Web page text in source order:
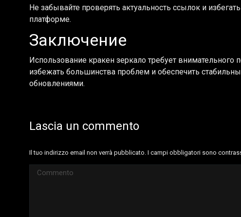
Не забывайте проверять актуальность ссылок и
платформе.
Заключение
Использование кракен зеркало требует
избежать большинства проблем и обеспечить
обновлениями.
Lascia un commento
Il tuo indirizzo email non verrà pubblicato. I campi obbligatori sono
Commento